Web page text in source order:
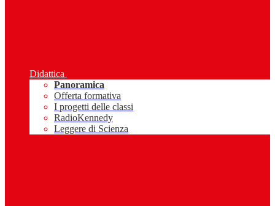
Didattica
Panoramica
Offerta formativa
I progetti delle classi
RadioKennedy
Leggere di Scienza